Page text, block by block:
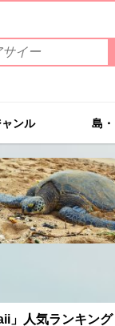
ャンル 島
」人気ランキング